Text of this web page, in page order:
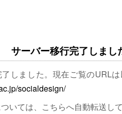
サーバー移行完了しま
しました。現在ご覧のURLは
socialdesign/
いては、こちらへ自動転送して